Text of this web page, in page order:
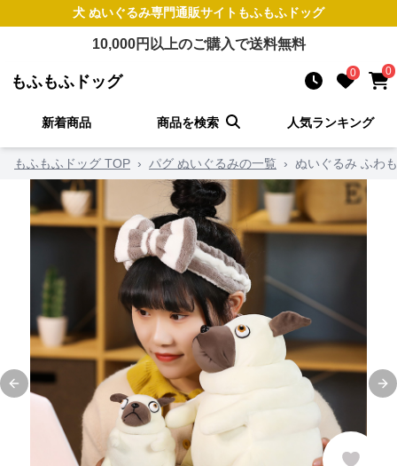
犬 ぬいぐるみ専門通販サイト もふもふドッグ
10,000円以上のご購入で送料無料
もふもふドッグ 0 0
新着商品 商品を検索 人気ランキング
もふもふドッグ TOP › パグ ぬいぐるみの一覧 › ぬいぐるみ ふわ
Previous slide